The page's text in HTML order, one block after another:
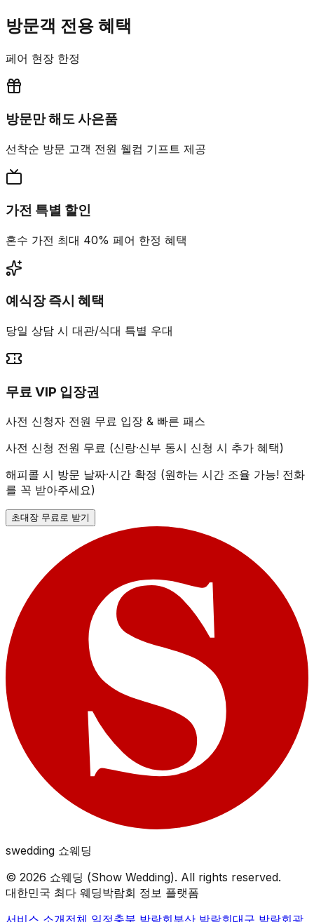
방문객 전용 혜택
페어 현장 한정
방문만 해도 사은품
선착순 방문 고객 전원 웰컴 기프트 제공
가전 특별 할인
혼수 가전 최대 40% 페어 한정 혜택
예식장 즉시 혜택
당일 상담 시 대관/식대 특별 우대
무료 VIP 입장권
사전 신청자 전원 무료 입장 & 빠른 패스
사전 신청 전원 무료 (신랑·신부 동시 신청 시 추가 혜택)
해피콜 시 방문 날짜·시간 확정 (원하는 시간 조율 가능! 전화
를 꼭 받아주세요)
초대장 무료로 받기
swedding 쇼웨딩
© 2026 쇼웨딩 (Show Wedding). All rights reserved.
대한민국 최다 웨딩박람회 정보 플랫폼